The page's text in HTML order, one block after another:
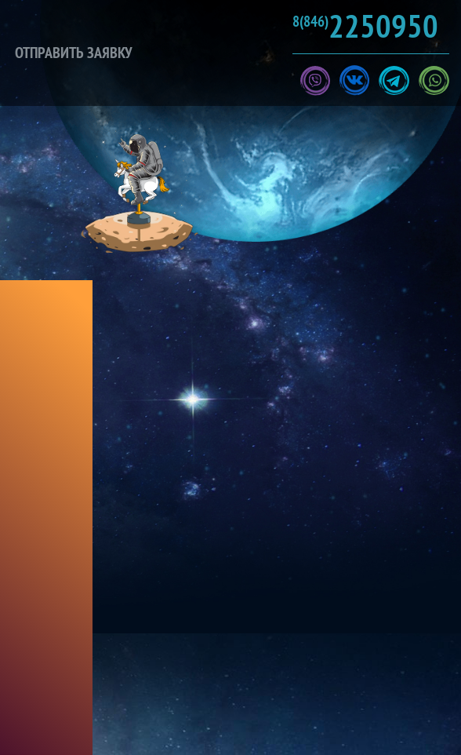
ОТПРАВИТЬ ЗАЯВКУ
8(846)2250950